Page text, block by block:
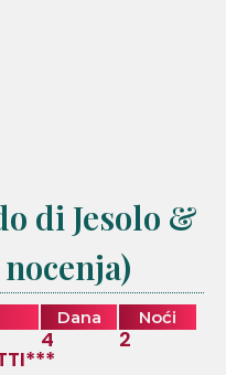
di Jesolo &
Dana
4
Noći
2